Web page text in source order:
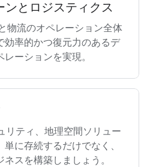
ンとロジスティクス
物流のオペレーション全体
効率的かつ復元力のあるデ
ーションを実現。
リティ、地理空間ソリュー
に存続するだけでなく、
スを構築しましょう。